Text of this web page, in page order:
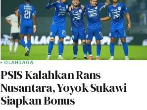
OLAHRAGA
PSIS Kalahkan Rans
Nusantara, Yoyok Sukawi
Siapkan Bonus